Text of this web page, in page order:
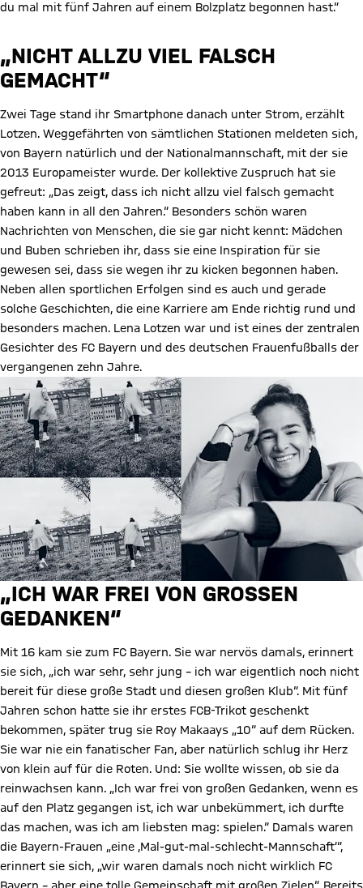
du mal mit fünf Jahren auf einem Bolzplatz begonnen hast.“
„NICHT ALLZU VIEL FALSCH
GEMACHT“
Zwei Tage stand ihr Smartphone danach unter Strom, erzählt
Lotzen. Weggefährten von sämtlichen Stationen meldeten sich,
von Bayern natürlich und der Nationalmannschaft, mit der sie
2013 Europameister wurde. Der kollektive Zuspruch hat sie
gefreut: „Das zeigt, dass ich nicht allzu viel falsch gemacht
haben kann in all den Jahren.“ Besonders schön waren
Nachrichten von Menschen, die sie gar nicht kennt: Mädchen
und Buben schrieben ihr, dass sie eine Inspiration für sie
gewesen sei, dass sie wegen ihr zu kicken begonnen haben.
Neben allen sportlichen Erfolgen sind es auch und gerade
solche Geschichten, die eine Karriere am Ende richtig rund und
besonders machen. Lena Lotzen war und ist eines der zentralen
Gesichter des FC Bayern und des deutschen Frauenfußballs der
vergangenen zehn Jahre.
„ICH WAR FREI VON GROSSEN G
EDANKEN“
Mit 16 kam sie zum FC Bayern. Sie war nervös damals, erinnert
sie sich, „ich war sehr, sehr jung – ich war eigentlich noch nicht
bereit für diese große Stadt und diesen großen Klub“. Mit fünf
Jahren schon hatte sie ihr erstes FCB-Trikot geschenkt
bekommen, später trug sie Roy Makaays „10“ auf dem Rücken.
Sie war nie ein fanatischer Fan, aber natürlich schlug ihr Herz
von klein auf für die Roten. Und: Sie wollte wissen, ob sie da
reinwachsen kann. „Ich war frei von großen Gedanken, wenn es
auf den Platz gegangen ist, ich war unbekümmert, ich durfte
das machen, was ich am liebsten mag: spielen.“ Damals waren
die Bayern-Frauen „eine ,Mal-gut-mal-schlecht-Mannschaft‘“,
erinnert sie sich, „wir waren damals noch nicht wirklich FC